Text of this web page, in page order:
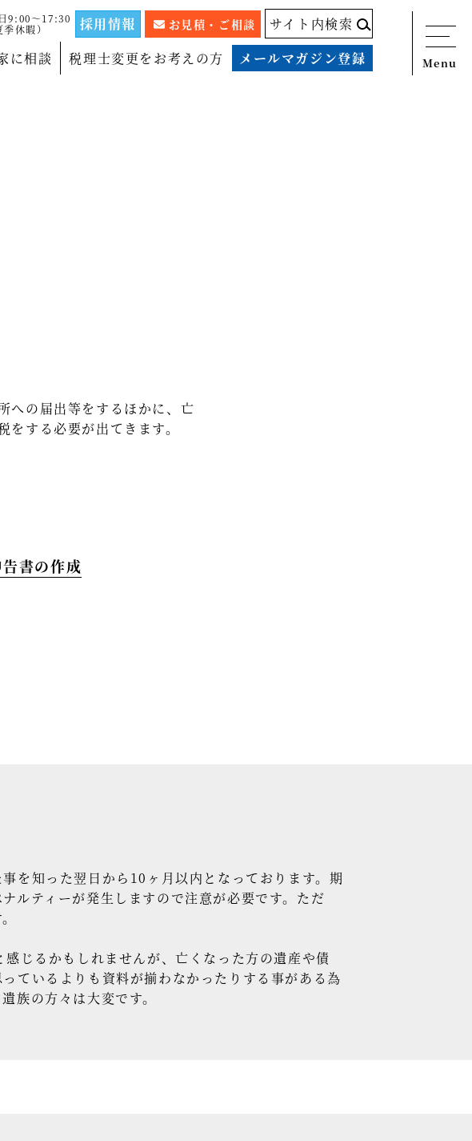
9:00～17:30
休暇）
採用情報 お見積・ご相談
サイト内検索
に相談 税理士変更をお考えの方 メールマガジン登録 Menu
への届出等をするほかに、亡
する必要が出てきます。
書の作成
を知った翌日から10ヶ月以内となっております。期
ルティーが発生しますので注意が必要です。ただ
じるかもしれませんが、亡くなった方の遺産や債
ているよりも資料が揃わなかったりする事がある為
族の方々は大変です。